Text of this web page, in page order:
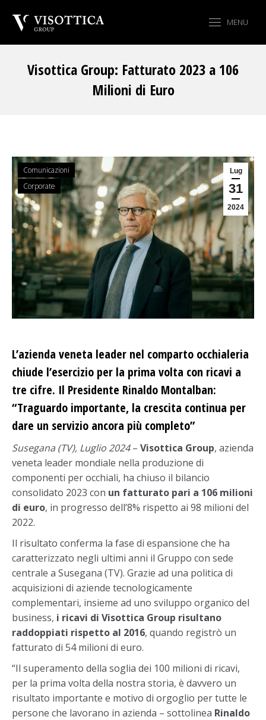
MENU
Visottica Group: Fatturato 2023 a 106
Milioni di Euro
Lug
31
2024
Comunicazioni
Corporate
L’azienda veneta leader nel comparto occhialeria
chiude l’esercizio per la prima volta con ricavi a
tre cifre. Il Presidente Rinaldo Montalban:
“Traguardo importante, la crescita continua per
dare un servizio ancora più completo”
Susegana (TV), Luglio 2024– Visottica Group, azienda
veneta leader mondiale nella produzione di
componenti per occhiali, ha chiuso il bilancio
consolidato 2023 con un fatturato pari a 106 milioni
di euro, in progresso dell’8% rispetto ai 98 milioni del
2022.
Il risultato conferma la fase di espansione che ha
caratterizzato negli ultimi anni il Gruppo con sede
centrale a Susegana (TV). Grazie ad una politica di
acquisizioni di aziende tecnologicamente
complementari, insieme ad uno sviluppo organico del
business, i ricavi di Visottica Group risultano
raddoppiati rispetto al 2016, quando registrò un
fatturato di 54 milioni di euro.
“Il superamento della soglia dei 100 milioni di ricavi,
per la prima volta della nostra storia, è davvero un
risultato importante e motivo di orgoglio per tutte le
persone che lavorano in azienda – sottolinea Rinaldo